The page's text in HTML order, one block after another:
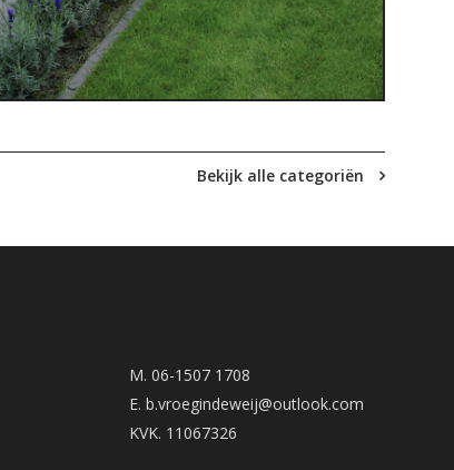
Bekijk alle categoriën
M. 06-1507 1708
E. b.vroegindeweij@outlook.com
KVK. 11067326